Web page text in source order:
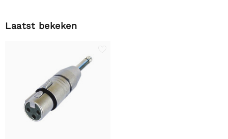
Laatst bekeken